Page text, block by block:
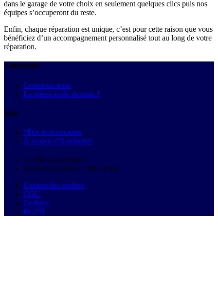
dans le garage de votre choix en seulement quelques clics puis nos
équipes s’occuperont du reste.
Enfin, chaque réparation est unique, c’est pour cette raison que vous
bénéficiez d’un accompagnement personnalisé tout au long de votre
réparation.
Autobutler
Contactez-nous
La presse parle de nous !
Info
*Prix et économies
À propos d'Autobutler
© 2026 Autobutler.fr
18-26 rue Goubet, 75019 Paris
Gestion des cookies
CGU
Cookies
RGPD